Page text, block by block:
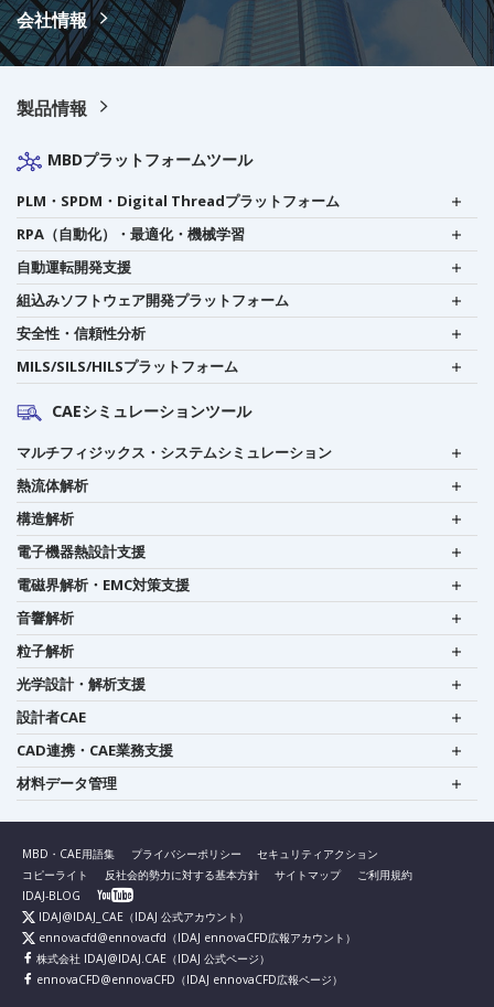
会社情報
製品情報
MBDプラットフォームツール
PLM・SPDM・Digital Threadプラットフォーム
RPA（自動化）・最適化・機械学習
自動運転開発支援
組込みソフトウェア開発プラットフォーム
安全性・信頼性分析
MILS/SILS/HILSプラットフォーム
CAEシミュレーションツール
マルチフィジックス・システムシミュレーション
熱流体解析
構造解析
電子機器熱設計支援
電磁界解析・EMC対策支援
音響解析
粒子解析
光学設計・解析支援
設計者CAE
CAD連携・CAE業務支援
材料データ管理
MBD・CAE用語集 プライバシーポリシー
セキュリティアクション
コピーライト
反社会的勢力に対する基本方針 サイトマップ
ご利用規約
IDAJ-BLOG
IDAJ@IDAJ_CAE （IDAJ 公式アカウント）
ennovacfd@ennovacfd （IDAJ ennovaCFD広報アカウント）
株式会社 IDAJ@IDAJ.CAE （IDAJ 公式ページ）
ennovaCFD@ennovaCFD （IDAJ ennovaCFD広報ページ）